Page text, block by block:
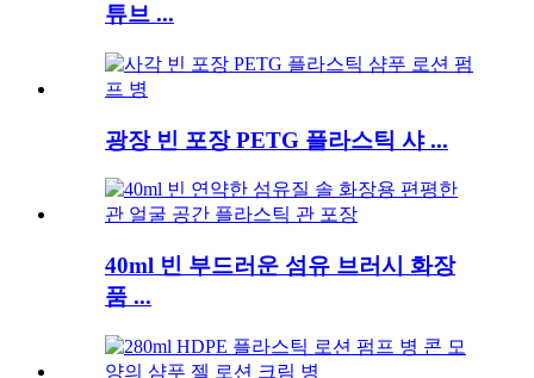
튜브 ...
광장 빈 포장 PETG 플라스틱 샤 ...
40ml 빈 부드러운 섬유 브러시 화장
품 ...